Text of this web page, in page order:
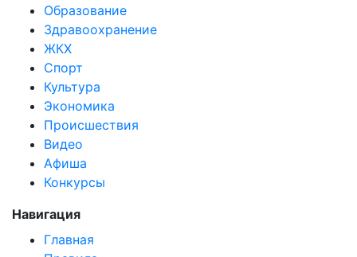
Образование
Здравоохранение
ЖКХ
Спорт
Культура
Экономика
Происшествия
Видео
Афиша
Конкурсы
Навигация
Главная